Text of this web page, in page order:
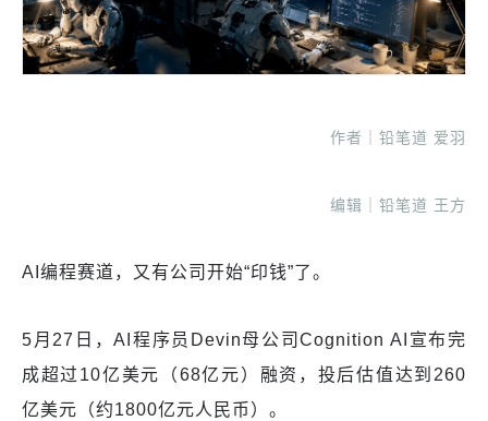
作者｜铅笔道 爱羽
编辑｜铅笔道 王方
AI编程赛道，又有公司开始“印钱”了。
5月27日，AI程序员Devin母公司Cognition AI宣布完
成超过10亿美元（68亿元）融资，投后估值达到260
亿美元（约1800亿元人民币）。